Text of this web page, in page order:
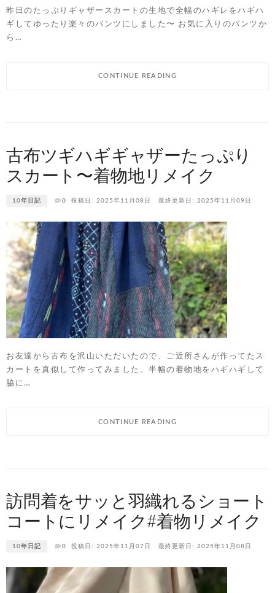
昨日のたっぷりギャザースカートの生地で全幅のハギレをハギハ
ギしてゆったり楽々のパンツにしました〜 お気に入りのパンツか
ら…
CONTINUE READING
古布ツギハギギャザーたっぷり
スカート〜着物地リメイク
10年日記 0 投稿日: 2025年11月08日 最終更新日: 2025年11月09日
お友達から古布を沢山いただいたので、ご近所さんが作ってたス
カートを真似して作ってみました。半幅の着物地をハギハギして
脇に…
CONTINUE READING
訪問着をサッと羽織れるショート
コートにリメイク#着物リメイク
10年日記 0 投稿日: 2025年11月07日 最終更新日: 2025年11月08日